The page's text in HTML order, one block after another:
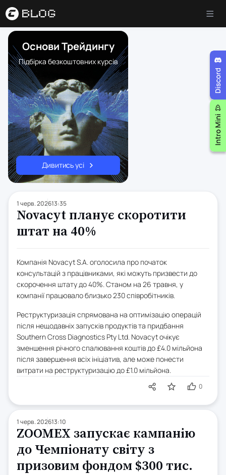
Основи Трейдингу
Підбірка безкоштовних курсів
Дивитись усі
1 черв. 202613:35
Novacyt планує скоротити
штат на 40%
Компанія Novacyt S.A. оголосила про початок
консультацій з працівниками, які можуть призвести до
скорочення штату до 40%. Станом на 26 травня, у
компанії працювало близько 230 співробітників.
Реструктуризація спрямована на оптимізацію операцій
після нещодавніх запусків продуктів та придбання
Southern Cross Diagnostics Pty Ltd. Novacyt очікує
зменшення річного спалювання коштів до £4.0 мільйона
після завершення всіх ініціатив, але може понести
витрати на реструктуризацію до £1.0 мільйона.
0
1 черв. 202613:10
ZOOMEX запускає кампанію
до Чемпіонату світу з
призовим фондом $300 тис.